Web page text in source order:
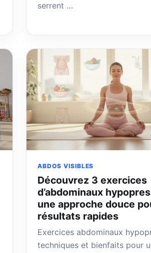
serrent …
ABDOS VISIBLES
Découvrez 3 exercices
d’abdominaux
une approche douce
résultats rapides
Exercices abdominaux
techniques et bienfaits pour